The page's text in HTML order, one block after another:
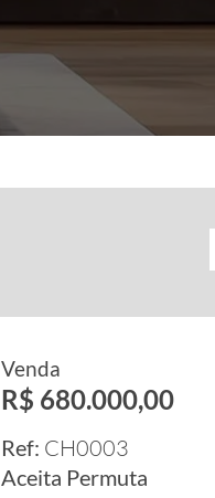
Venda
R$ 680.000,00
Ref: CH0003
Aceita Permuta